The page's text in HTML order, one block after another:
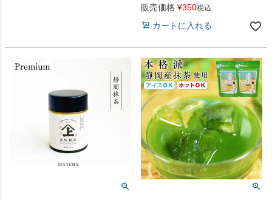
販売価格 ¥350税込
カートに入れる